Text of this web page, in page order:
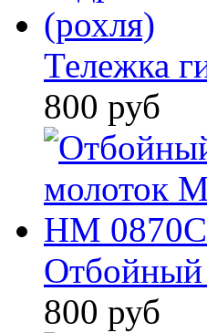
Тележка
800 руб
Отбойный
800 руб